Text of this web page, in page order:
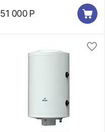
51 000 Р